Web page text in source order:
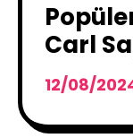
Carl
12/08/